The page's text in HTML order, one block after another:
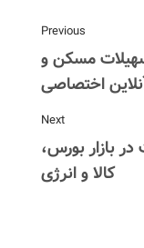
Previous
مسکن و
اختصاصی
Next
در بازار بورس،
کالا و انرژی